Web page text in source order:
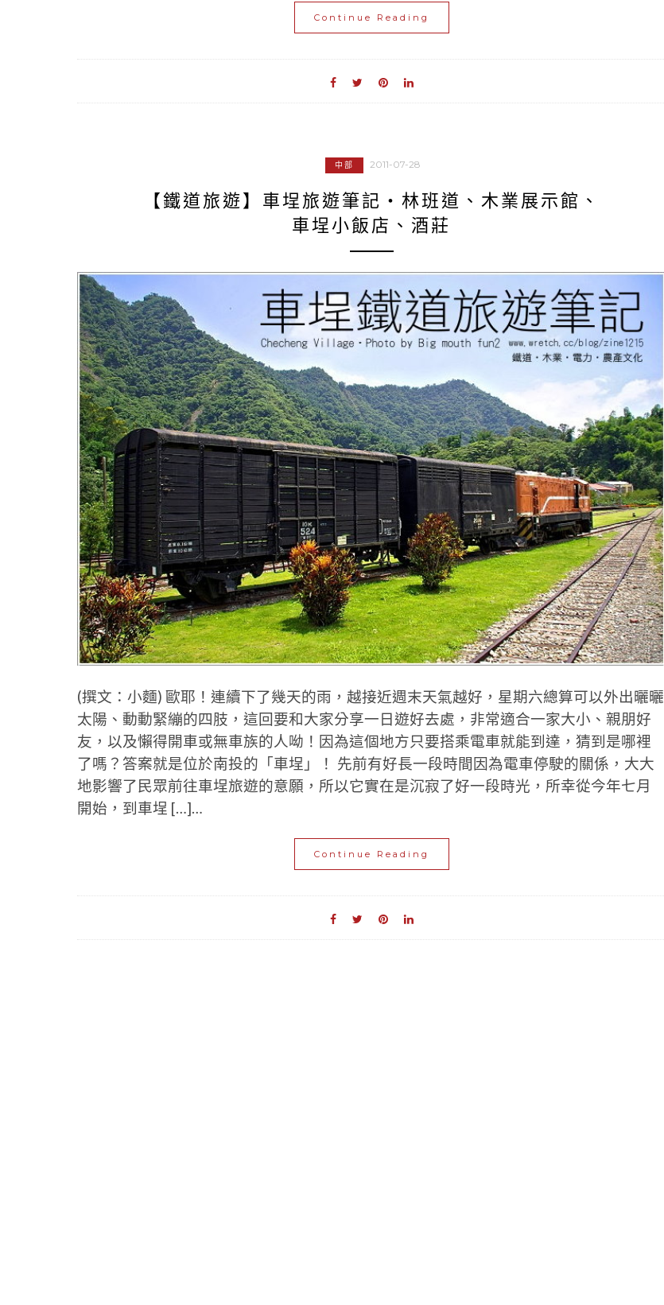
Continue Reading
中部 2011-07-28
【鐵道旅遊】車埕旅遊筆記‧林班道、木業展示館、
車埕小飯店、酒莊
(撰文：小麵) 歐耶！連續下了幾天的雨，越接近週末天氣越好，星期六總算可以外出曬曬
太陽、動動緊繃的四肢，這回要和大家分享一日遊好去處，非常適合一家大小、親朋好
友，以及懶得開車或無車族的人呦！因為這個地方只要搭乘電車就能到達，猜到是哪裡
了嗎？答案就是位於南投的「車埕」！ 先前有好長一段時間因為電車停駛的關係，大大
地影響了民眾前往車埕旅遊的意願，所以它實在是沉寂了好一段時光，所幸從今年七月
開始，到車埕 […]…
Continue Reading